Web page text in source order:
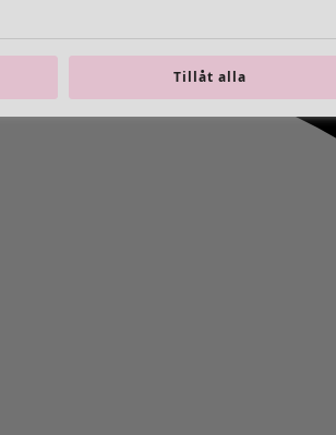
Tillåt alla